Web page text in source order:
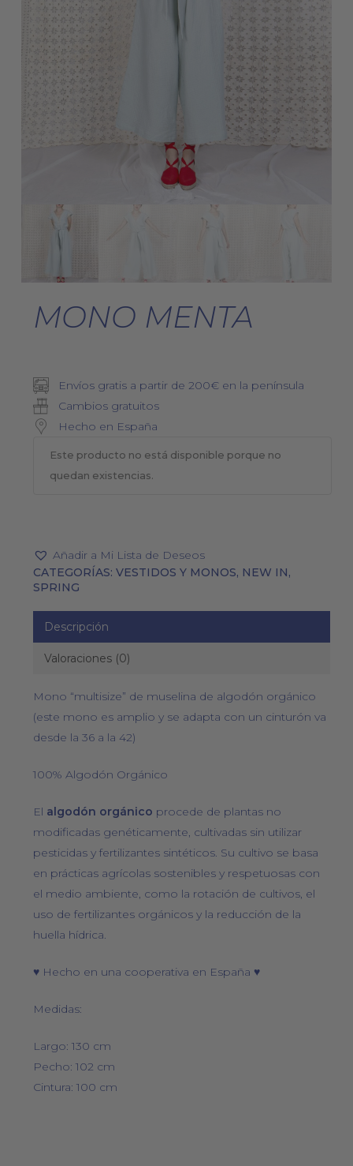
MONO MENTA
Envíos gratis a partir de 200€ en la península
Cambios gratuitos
Hecho en España
Este producto no está disponible porque no
quedan existencias.
Añadir a Mi Lista de Deseos
CATEGORÍAS: VESTIDOS Y MONOS, NEW IN,
SPRING
Descripción
Valoraciones (0)
Mono “multisize” de muselina de algodón orgánico
(este mono es amplio y se adapta con un cinturón va
desde la 36 a la 42)
100% Algodón Orgánico
El algodón orgánico procede de plantas no
modificadas genéticamente, cultivadas sin utilizar
pesticidas y fertilizantes sintéticos. Su cultivo se basa
en prácticas agrícolas sostenibles y respetuosas con
el medio ambiente, como la rotación de cultivos, el
uso de fertilizantes orgánicos y la reducción de la
huella hídrica.
♥ Hecho en una cooperativa en España ♥
Medidas:
Largo: 130 cm
Pecho: 102 cm
Cintura: 100 cm